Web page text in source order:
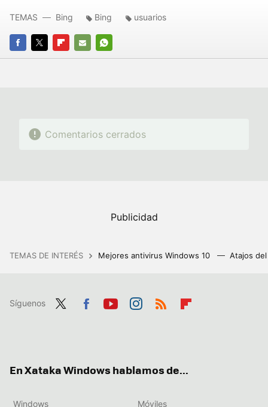
FACEBOOK
TWITTERFLIPBOARD
E-
WHATSAPP
TEMAS Bing Bing usuarios
Comentarios cerrados
TEMAS DE INTERÉS Mejores antivirus Windows 10 Atajos
Síguenos
En Xataka Windows hablamos de...
Windows Móviles